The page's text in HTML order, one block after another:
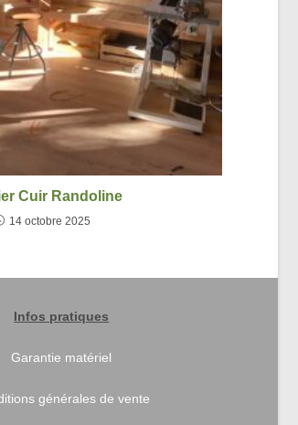
Cuir Randoline
14 octobre 2025
Infos pratiques
Garantie matériel
générales de vente